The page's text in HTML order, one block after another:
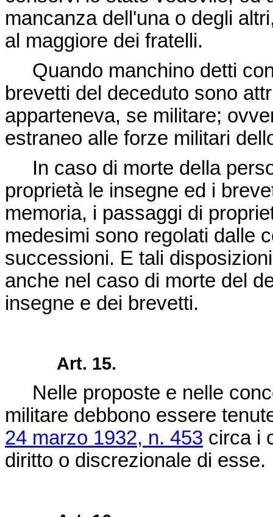
mancanza dell'una o degli
al maggiore dei fratelli.
Quando manchino detti
brevetti del deceduto sono
apparteneva, se militare;
estraneo alle forze militari
In caso di morte della
proprietà le insegne ed i
memoria, i passaggi di
medesimi sono regolati dalle
successioni. E tali
anche nel caso di morte del
insegne e dei brevetti.
Art. 15.
Nelle proposte e nelle
militare debbono essere
24 marzo 1932, n. 453 circa i
diritto o discrezionale di esse.